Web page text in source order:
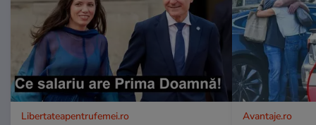
Libertateapentrufemei.ro Avantaje.ro